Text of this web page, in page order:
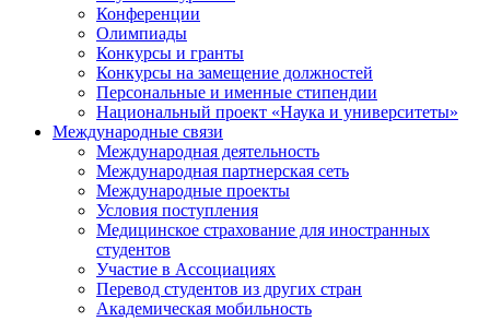
Конференции
Олимпиады
Конкурсы и гранты
Конкурсы на замещение должностей
Персональные и именные стипендии
Национальный проект «Наука и университеты»
Международные связи
Международная деятельность
Международная партнерская сеть
Международные проекты
Условия поступления
Медицинское страхование для иностранных
студентов
Участие в Ассоциациях
Перевод студентов из других стран
Академическая мобильность